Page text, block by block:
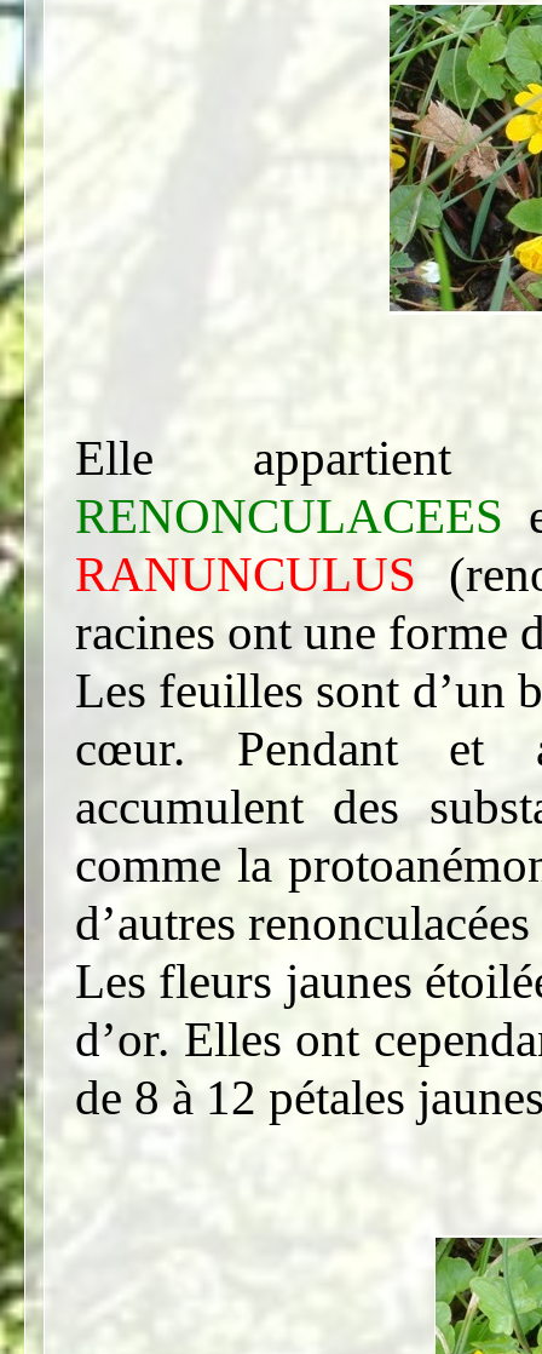
Elle
RENONCULACEES
RANUNCULUS
racines ont une forme
Les feuilles sont d’un
cœur. Pendant et
accumulent des
comme la
d’autres
Les fleurs jaunes
d’or. Elles ont
de 8 à 12 pétales